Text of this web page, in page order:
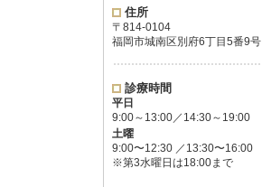
住所
〒814-0104
福岡市城南区別府6丁目5番9号
診療時間
平日
9:00～13:00／14:30～19:00
土曜
9:00〜12:30 ／13:30〜16:00
※第3水曜日は18:00まで